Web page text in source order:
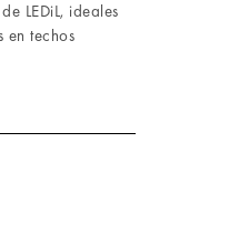
LEDiL, ideales
en techos